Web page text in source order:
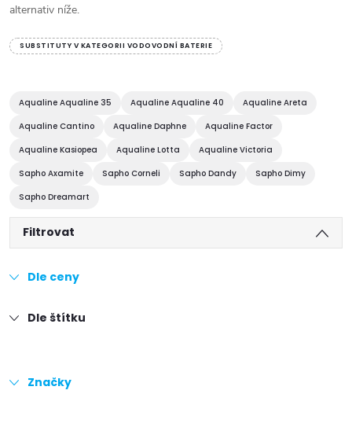
alternativ níže.
SUBSTITUTY V KATEGORII VODOVODNÍ BATERIE
Aqualine Aqualine 35 Aqualine Aqualine 40
Aqualine Areta
Aqualine Cantino
Aqualine Daphne
Aqualine Factor
Aqualine Kasiopea
Aqualine Lotta
Aqualine Victoria
Sapho Axamite
Sapho Corneli Sapho Dandy
Sapho Dimy
Sapho Dreamart
Filtrovat
Dle ceny
Dle štítku
Značky